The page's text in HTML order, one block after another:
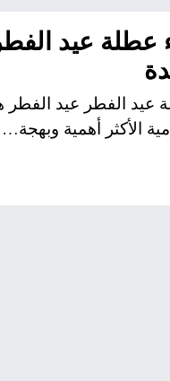
عطلة عيد
عيد الفطر عيد
الأكثر أهمية وبهجة…